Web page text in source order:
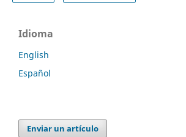
Idioma
English
Español
Enviar un artículo